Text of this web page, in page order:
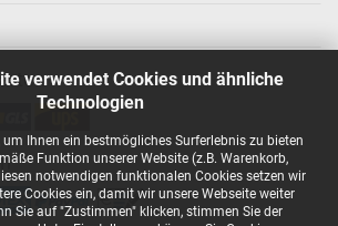
verwendet Cookies und ähnliche
Technologien
um Ihnen ein bestmögliches Surferlebnis zu bieten
Funktion unserer Website (z.B. Warenkorb,
notwendigen funktionalen Cookies setzen wir
Cookies ein, damit wir unsere Webseite weiter
Sie auf "Zustimmen" klicken, stimmen Sie der
Suche nach einem
und preiswerten Ersatznetzteil
und Zuverlässigkeit des
– Entscheiden Sie sich für Netzteile des
Ihre Vorteile: Vertrauen:Delta Electronics